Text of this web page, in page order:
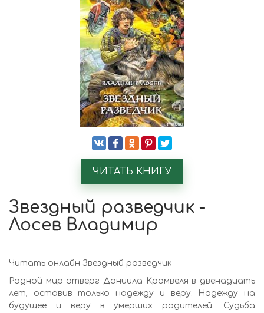
ЧИТАТЬ КНИГУ
Звездный разведчик -
Лосев Владимир
Читать онлайн Звездный разведчик
Родной мир отверг Даниила Кромвеля в двенадцать
лет, оставив только надежду и веру. Надежду на
будущее и веру в умерших родителей. Судьба